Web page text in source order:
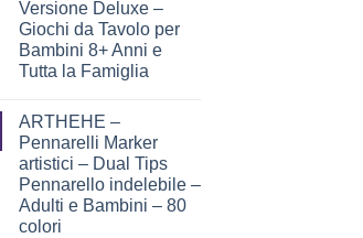
Versione Deluxe –
Giochi da Tavolo per
Bambini 8+ Anni e
Tutta la Famiglia
ARTHEHE –
Pennarelli Marker
artistici – Dual Tips
Pennarello indelebile –
Adulti e Bambini – 80
colori